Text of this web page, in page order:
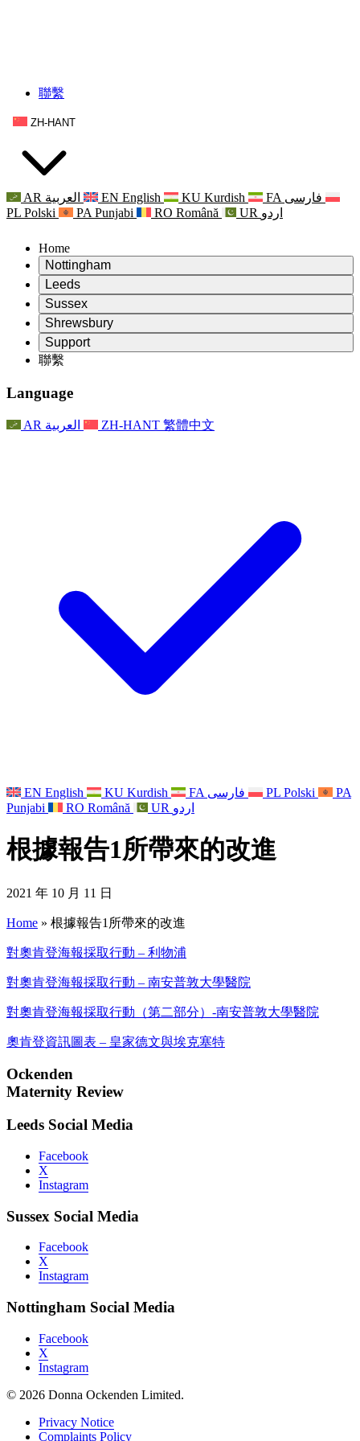
聯繫
ZH-HANT
AR العربية EN English KU Kurdish FA فارسی
PL Polski PA Punjabi RO Română UR اردو
Home
Nottingham
Review
評審主席
獨立審核小組
職權範圍
獨立審查最終報告
常見問題
For Families
最新消息
Leeds
Review
評審主席
獨立審核小組
職權範圍
聯繫
家庭心理支持
家庭更新
事件
Sussex
Review
評審主席
獨立審核小組
職權範圍
聯繫
For Families
家庭心理支持
家庭更新
Shrewsbury
Review
產科複查的職權範圍
Reports
獨立審查的最終報告
獨立審查報告的首次報告
For Families
Support
Leeds
Nottingham
家庭心理支援服務
心理健康危機支援
基於信仰的喪親支援
對於父親
聯繫
Language
AR العربية ZH-HANT 繁體中文
EN English KU Kurdish FA فارسی PL Polski
PA
Punjabi
RO Română UR اردو
根據報告1所帶來的改進
2021 年 10 月 11 日
Home » 根據報告1所帶來的改進
對奧肯登海報採取行動 – 利物浦
對奧肯登海報採取行動 – 南安普敦大學醫院
對奧肯登海報採取行動（第二部分）-南安普敦大學醫院
奧肯登資訊圖表 – 皇家德文與埃克塞特
Ockenden
Maternity Review
Leeds Social Media
Facebook
X
Instagram
Sussex Social Media
Facebook
X
Instagram
Nottingham Social Media
Facebook
X
Instagram
© 2026 Donna Ockenden Limited.
Privacy Notice
Complaints Policy